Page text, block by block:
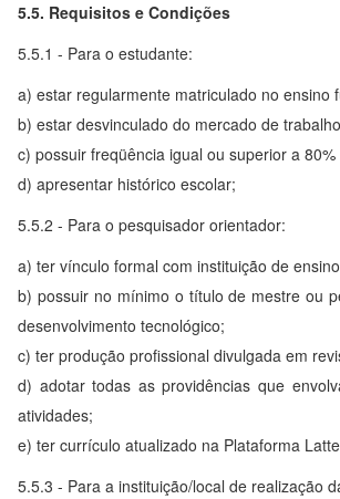
5.5. Requisitos e Condições
5.5.1 - Para o estudante:
a) estar regularmente matriculado no ensino
b) estar desvinculado do mercado de
c) possuir freqüência igual ou superior a
d) apresentar histórico escolar;
5.5.2 - Para o pesquisador orientador:
a) ter vínculo formal com instituição de
b) possuir no mínimo o título de mestre ou
desenvolvimento tecnológico;
c) ter produção profissional divulgada em
d) adotar todas as providências que
atividades;
e) ter currículo atualizado na Plataforma
5.5.3 - Para a instituição/local de realização